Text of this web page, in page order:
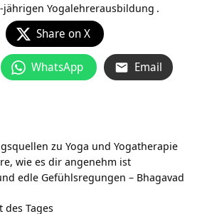
jährigen Yogalehrerausbildung .
Share on X
WhatsApp Email
zu Yoga und Yogatherapie
wie es dir angenehm ist
edle Gefühlsregungen – Bhagavad
des Tages